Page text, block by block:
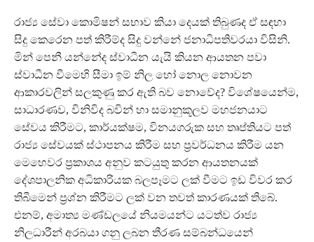
රාජ්‍ය සේවා කොමිෂන් සභාව කියා දෙයක් තිබුණද ඒ සඳහා
සිදු කෙරෙන පත් කිරීම්ද සිදු වන්නේ ජනාධිපතිවරයා විසිනි.
මින් පෙනී යන්නේද ස්වාධීන යැයි කියන ආයතන පවා
ස්වාධීන වීමෙහි සීමා ඉම් නිල හෝ නොල නොවන
ආකාරවලින් සලකුණු කර ඇති බව නොවේද? විශේෂයෙන්ම,
සාධාරණව, විනිවිද බවින් හා සමානුකූලව මහජනයාට
සේවය කිරීමට, කාර්යක්ෂම, විනයගරුක සහ තෘප්තියට පත්
රාජ්‍ය සේවයක් ස්ථාපනය කිරීම සහ ප්‍රවර්ධනය කිරීම යන
මෙහෙවර ප්‍රකාශය අනුව කටයුතු කරන ආයතනයක්
දේශපාලනික අධිකාරියක බලපෑමට ලක් වීමට ඉඩ විවර කර
තිබීමෙන් ප්‍රශ්න කිරීමට ලක් වන තවත් කාරණයක් තිබේ.
එනම්, අමාත්‍ය මණ්ඩලයේ නියමයන්ට යටත්ව රාජ්‍ය
නිලධාරීන් අරබයා ගනු ලබන තීරණ සම්බන්ධයෙන්